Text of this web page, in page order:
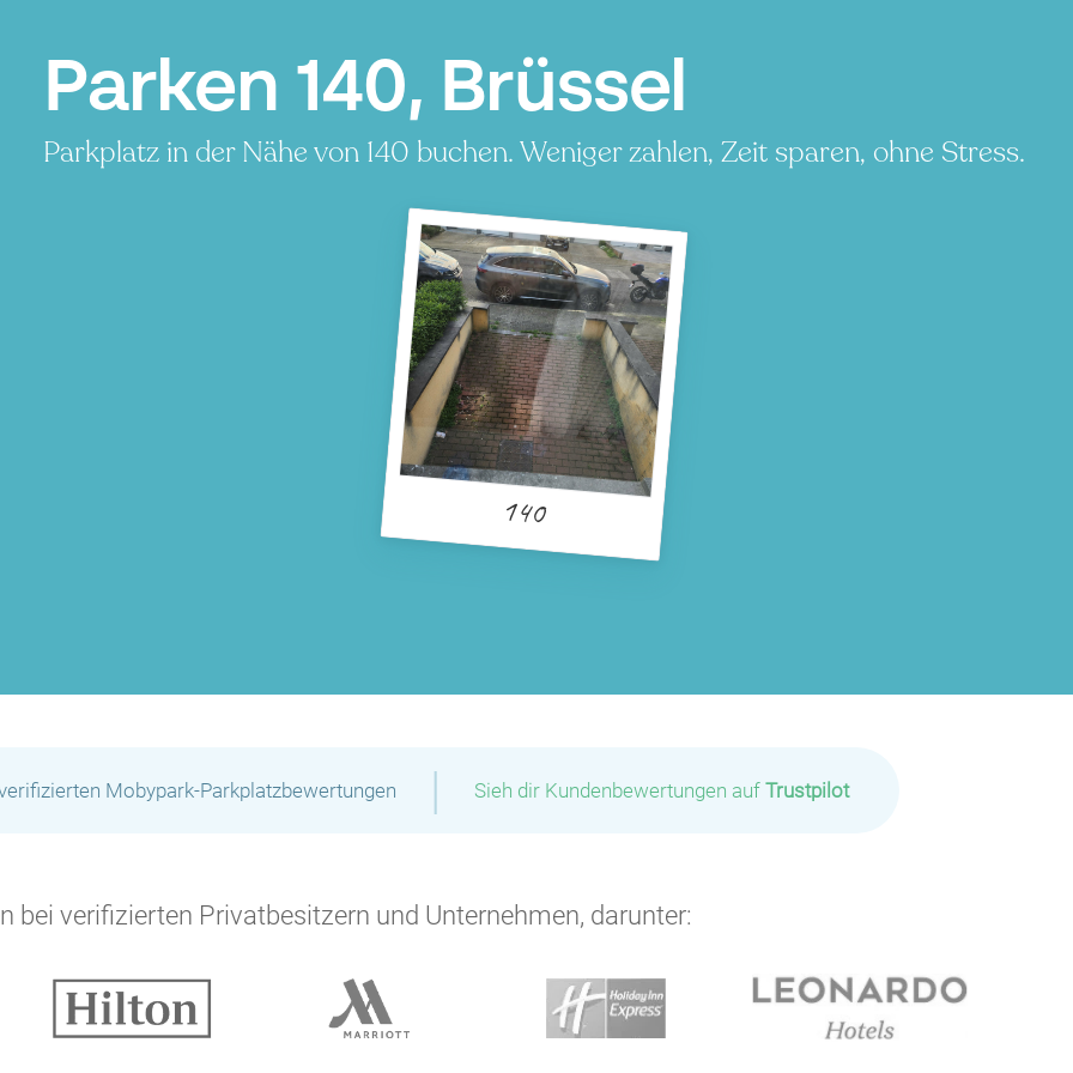
Parken 140, Brüssel
Parkplatz in der Nähe von 140 buchen. Weniger zahlen, Zeit sparen, ohne Stress.
140
Mobypark-Parkplatzbewertungen | Sieh dir Kundenbewertungen auf Trustpilot
bei verifizierten Privatbesitzern und Unternehmen, darunter:
P
P